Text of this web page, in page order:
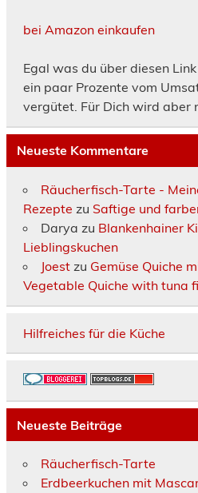
bei Amazon einkaufen
Egal was du über diesen
ein paar Prozente vom
vergütet. Für Dich wird aber
Neueste Kommentare
Räucherfisch-Tarte -
Rezepte zu Saftige und
Darya zu Blankenhainer
Lieblingskuchen
Joestzu Gemüse Quiche
Vegetable Quiche with tuna
Hilfreiches für die Küche
Neueste Beiträge
Räucherfisch-Tarte
Erdbeerkuchen mit